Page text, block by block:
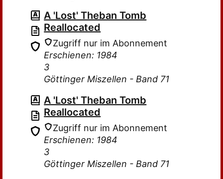
A 'Lost' Theban Tomb
Reallocated
Zugriff nur im Abonnement
Erschienen: 1984
3
Göttinger Miszellen - Band 71
A 'Lost' Theban Tomb
Reallocated
Zugriff nur im Abonnement
Erschienen: 1984
3
Göttinger Miszellen - Band 71